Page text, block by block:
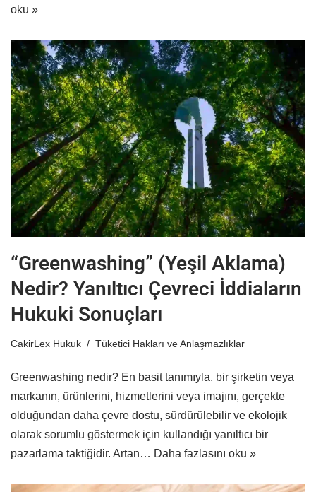
oku »
“Greenwashing” (Yeşil Aklama)
Nedir? Yanıltıcı Çevreci İddiaların
Hukuki Sonuçları
CakirLex Hukuk Tüketici Hakları ve Anlaşmazlıklar
Greenwashing nedir? En basit tanımıyla, bir şirketin veya
markanın, ürünlerini, hizmetlerini veya imajını, gerçekte
olduğundan daha çevre dostu, sürdürülebilir ve ekolojik
olarak sorumlu göstermek için kullandığı yanıltıcı bir
pazarlama taktiğidir. Artan… Daha fazlasını oku »